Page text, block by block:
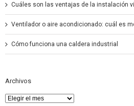
Cuáles son las ventajas de la instalación
Ventilador o aire acondicionado: cuál es
Cómo funciona una caldera industrial
Archivos
Archivos